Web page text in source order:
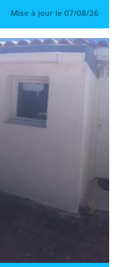
Mise à jour le 07/08/26